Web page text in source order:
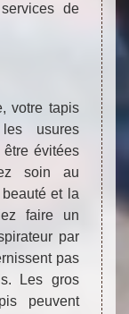
de
votre tapis
usures
être évitées
soin au
et la
faire un
par
pas
Les gros
peuvent